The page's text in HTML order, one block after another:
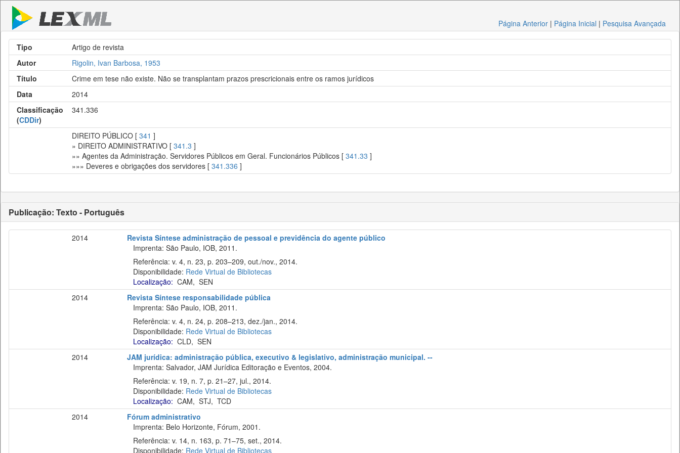
Página Anterior | Página Inicial | Pesquisa Avançada
Tipo
Artigo de revista
Autor
Rigolin, Ivan Barbosa, 1953
Título
Crime em tese não existe. Não se transplantam prazos prescricionais entre os ramos jurídicos
Data
2014
Classificação
(CDDir)
341.336
DIREITO PÚBLICO [ 341 ]
» DIREITO ADMINISTRATIVO [ 341.3 ]
»» Agentes da Administração. Servidores Públicos em Geral. Funcionários Públicos [ 341.33 ]
»»» Deveres e obrigações dos servidores [ 341.336 ]
Publicação: Texto - Português
2014
Revista Síntese administração de pessoal e previdência do agente público
Imprenta: São Paulo, IOB, 2011.
Referência: v. 4, n. 23, p. 203–209, out./nov., 2014.
Disponibilidade: Rede Virtual de Bibliotecas
Localização: CAM, SEN
2014
Revista Síntese responsabilidade pública
Imprenta: São Paulo, IOB, 2011.
Referência: v. 4, n. 24, p. 208–213, dez./jan., 2014.
Disponibilidade: Rede Virtual de Bibliotecas
Localização: CLD, SEN
2014
JAM jurídica: administração pública, executivo & legislativo, administração municipal. --
Imprenta: Salvador, JAM Jurídica Editoração e Eventos, 2004.
Referência: v. 19, n. 7, p. 21–27, jul., 2014.
Disponibilidade: Rede Virtual de Bibliotecas
Localização: CAM, STJ, TCD
2014
Fórum administrativo
Imprenta: Belo Horizonte, Fórum, 2001.
Referência: v. 14, n. 163, p. 71–75, set., 2014.
Disponibilidade: Rede Virtual de Bibliotecas